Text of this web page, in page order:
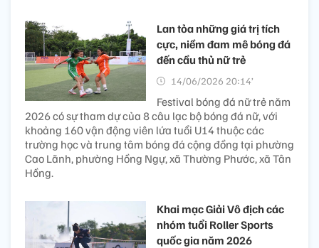
Lan tỏa những giá trị tích
cực, niềm đam mê bóng đá
đến cầu thủ nữ trẻ
14/06/2026 20:14’
Festival bóng đá nữ trẻ năm
2026 có sự tham dự của 8 câu lạc bộ bóng đá nữ, với
khoảng 160 vận động viên lứa tuổi U14 thuộc các
trường học và trung tâm bóng đá cộng đồng tại phường
Cao Lãnh, phường Hồng Ngự, xã Thường Phước, xã Tân
Hồng.
Khai mạc Giải Vô địch các
nhóm tuổi Roller Sports
quốc gia năm 2026